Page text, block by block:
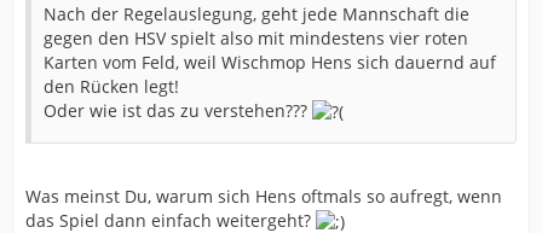
Nach der Regelauslegung, geht jede Mannschaft die
gegen den HSV spielt also mit mindestens vier roten
Karten vom Feld, weil Wischmop Hens sich dauernd auf
den Rücken legt!
Oder wie ist das zu verstehen???
Was meinst Du, warum sich Hens oftmals so aufregt, wenn
das Spiel dann einfach weitergeht?